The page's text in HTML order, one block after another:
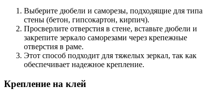
Выберите дюбели и саморезы, подходящие для типа
стены (бетон, гипсокартон, кирпич).
Просверлите отверстия в стене, вставьте дюбели и
закрепите зеркало саморезами через крепежные
отверстия в раме.
Этот способ подходит для тяжелых зеркал, так как
обеспечивает надежное крепление.
Крепление на клей